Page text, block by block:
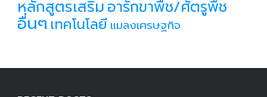
หลักสูตรเสริมอารักขาพืช/ศัตรูพืช
อื่นๆ เทคโนโลยี แมลงเศรษฐกิจ